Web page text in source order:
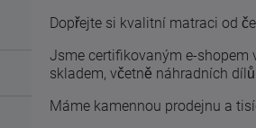
Dopřejte si kvalitní matraci od
Jsme certifikovaným e-shopem
skladem, včetně náhradních
Máme kamennou prodejnu a